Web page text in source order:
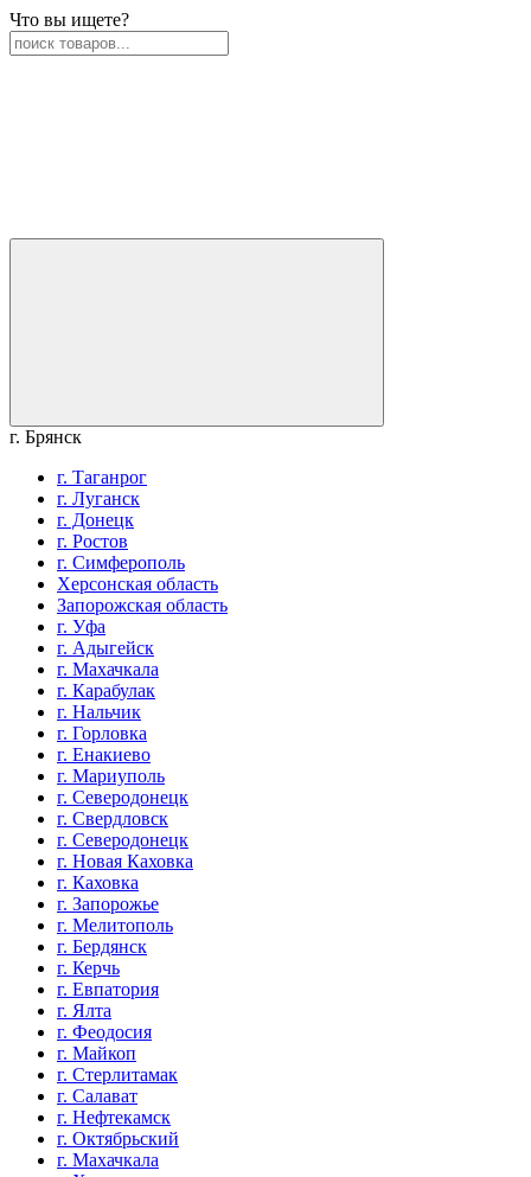
Что вы ищете?
г. Брянск
г. Таганрог
г. Луганск
г. Донецк
г. Ростов
г. Симферополь
Херсонская область
Запорожская область
г. Уфа
г. Адыгейск
г. Махачкала
г. Карабулак
г. Нальчик
г. Горловка
г. Енакиево
г. Мариуполь
г. Северодонецк
г. Свердловск
г. Северодонецк
г. Новая Каховка
г. Каховка
г. Запорожье
г. Мелитополь
г. Бердянск
г. Керчь
г. Евпатория
г. Ялта
г. Феодосия
г. Майкоп
г. Стерлитамак
г. Салават
г. Нефтекамск
г. Октябрьский
г. Махачкала